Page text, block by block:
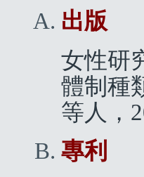
出版
女性研
體制種
等人，
專利